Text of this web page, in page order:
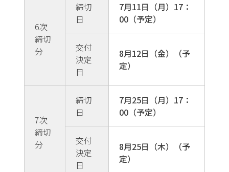
6次
締切
分
締切
日
7月11日（月）17：
00（予定）
交付
決定
日
8月12日（金）（予
定）
7次
締切
分
締切
日
7月25日（月）17：
00（予定）
交付
決定
日
8月25日（木）（予
定）